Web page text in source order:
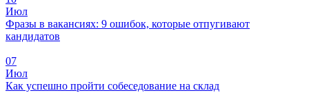
Июл
Фразы в вакансиях: 9 ошибок, которые отпугивают
кандидатов
07
Июл
Как успешно пройти собеседование на склад